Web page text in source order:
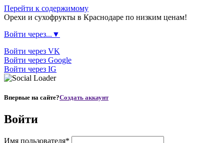
Перейти к содержимому
Орехи и сухофрукты в Краснодаре по низким ценам!
Войти через...▼
Войти через VK
Войти через Google
Войти через IG
Впервые на сайте?Создать аккаунт
Войти
Имя пользователя*